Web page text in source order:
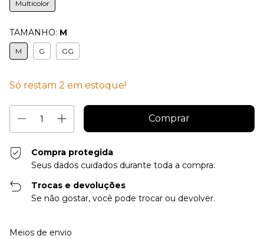
Multicolor
TAMANHO: M
M G GG
Só restam 2 em estoque!
Compra protegida
Seus dados cuidados durante toda a compra.
Trocas e devoluções
Se não gostar, você pode trocar ou devolver.
Entregas para o CEP:
Meios de envio